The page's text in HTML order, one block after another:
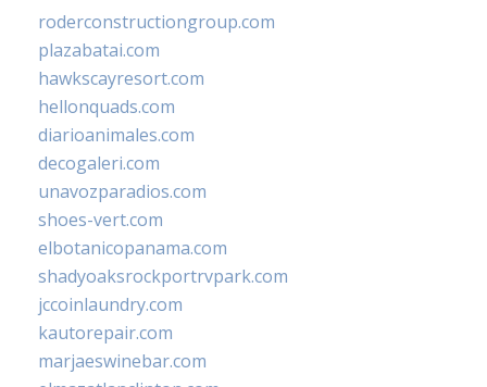
roderconstructiongroup.com
plazabatai.com
hawkscayresort.com
hellonquads.com
diarioanimales.com
decogaleri.com
unavozparadios.com
shoes-vert.com
elbotanicopanama.com
shadyoaksrockportrvpark.com
jccoinlaundry.com
kautorepair.com
marjaeswinebar.com